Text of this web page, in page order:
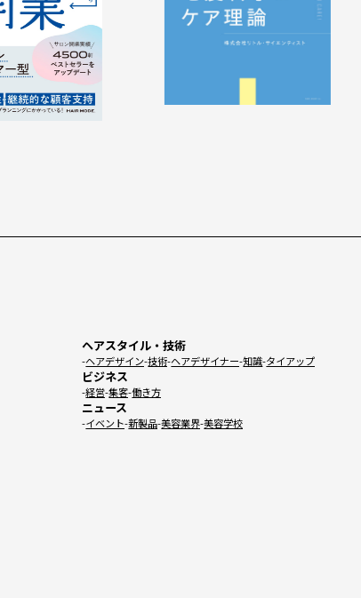
ヘアスタイル・技術
ヘアデザイン 技術 ヘアデザイナー 知識 タイアップ
ビジネス
経営 集客 働き方
ニュース
イベント 新製品 美容業界 美容学校